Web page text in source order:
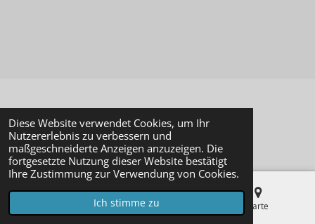
Diese Website verwendet Cookies, um Ihr
Nutzererlebnis zu verbessern und
maßgeschneiderte Anzeigen anzuzeigen. Die
fortgesetzte Nutzung dieser Website bestätigt
Ihre Zustimmung zur Verwendung von Cookies.
Ich stimme zu
© 2023 - 2026 Modellbaustudio-Online
Mit Unterstützung vonWebador
Telefon Karte